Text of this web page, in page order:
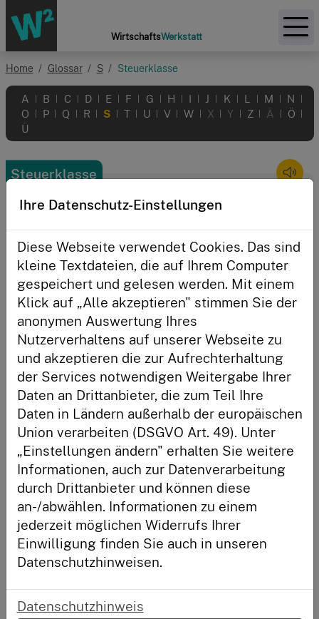
Zur Startseite
WirtschaftsWerkstatt
Themen
Aktionen
Initiative
Anmelden
Angemeldet bleiben?
Anmelden
Neu hier?
Registriere dich und habe deinen Lernstand immer im
Blick.
Registrieren
Home Glossar S Steuerklasse
A B C D E F G H I J K L M N
O P Q R S T U V W X Y Z Ä Ö
Ü
Steuerklasse
siehe Lohnsteuerklasse
Andere Begriffe:
Starke-Familien-Gesetz
Mit dem im Juli 2019 in Kraft getretenen Starke-Familien-
Gesetz (StaFamG) wurden die Reformen von zwei...
Ihre Datenschutz-Einstellungen
Diese Webseite verwendet Cookies. Das sind
kleine Textdateien, die auf Ihrem Computer
gespeichert und gelesen werden. Mit einem
Klick auf „Alle akzeptieren" stimmen Sie der
anonymen Auswertung Ihres
Nutzerverhaltens auf unserer Webseite zu
und akzeptieren die zur Aufrechterhaltung
der Services notwendigen Weitergabe Ihrer
Daten an Drittanbieter, die zum Teil Ihre
Daten in Ländern außerhalb der europäischen
Union verarbeiten (DSGVO Art. 49). Unter
„Einstellungen ändern" erhalten Sie weitere
Informationen, auch zur Datenverarbeitung
durch Drittanbieter und können diese
an-/abwählen. Informationen zu einem
jederzeit möglichen Widerrufs Ihrer
Einwilligung finden Sie auch in unseren
Datenschutzhinweisen.
Datenschutzhinweis